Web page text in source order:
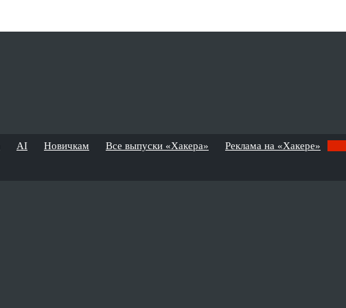
AI Новичкам Все выпуски «Хакера» Реклама на «Хакере»